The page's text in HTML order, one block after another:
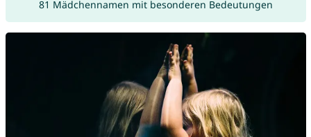
81 Mädchennamen mit besonderen Bedeutungen